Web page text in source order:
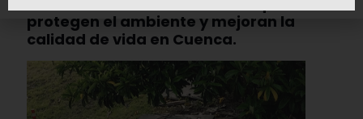
protegen el ambiente y mejoran la
calidad de vida en Cuenca.